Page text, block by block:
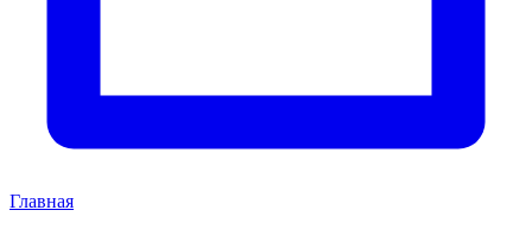
Главная